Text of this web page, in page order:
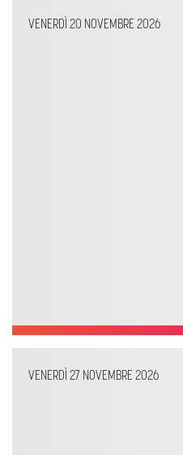
VENERDÌ 20 NOVEMBRE 2026
VENERDÌ 27 NOVEMBRE 2026